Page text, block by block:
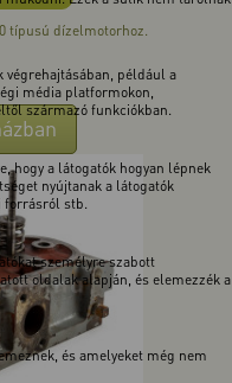
például a
média platformokon,
származó funkciókban.
hogy a látogatók hogyan lépnek
nyújtanak a látogatók
forrásról stb.
személyre szabott
oldalak alapján, és elemezzék a
és amelyeket még nem
típusú dízelmotorhoz.